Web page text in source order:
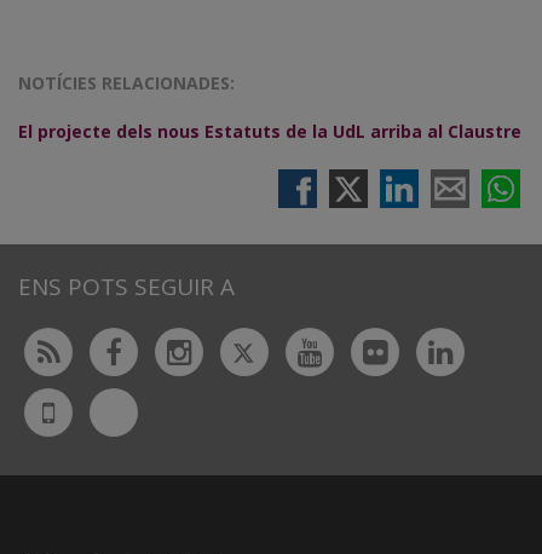
NOTÍCIES RELACIONADES:
El projecte dels nous Estatuts de la UdL arriba al Claustre
ENS POTS SEGUIR A
Rss FacebookInstagram
TwitterYoutubeFlickr
UdL
App
Bluesky